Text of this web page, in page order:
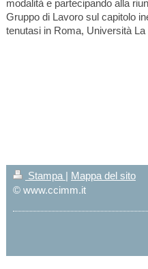
modalità e partecipando alla
Gruppo di Lavoro sul capitolo
tenutasi in Roma, Università
Stampa | Mappa del sito
© www.ccimm.it